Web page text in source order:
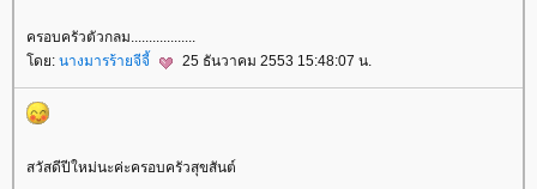
ครอบครัวตัวกลม..................
โดย: นางมารร้ายจีจี้ 25 ธันวาคม 2553 15:48:07 น.
สวัสดีปีใหม่นะค่ะครอบครัวสุขสันต์